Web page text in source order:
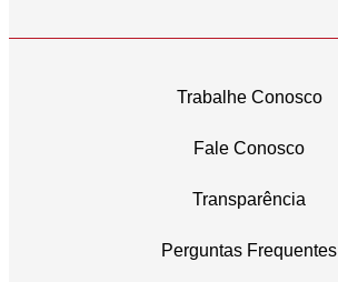
Trabalhe Conosco
Fale Conosco
Transparência
Perguntas Frequentes